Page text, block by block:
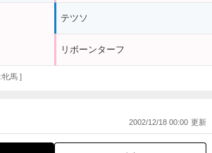
テツソ
リボーンターフ
:牝馬 ]
2002/12/18 00:00